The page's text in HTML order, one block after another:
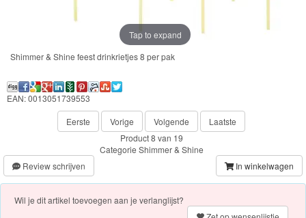
Dutch
Super
Mario
Tap to expand
Shimmer & Shine feest drinkrietjes 8 per pak
EAN: 0013051739553
Eerste
Vorige Volgende
Laatste
Product 8 van 19
Categorie Shimmer & Shine
Review schrijven
In winkelwagen
Wil je dit artikel toevoegen aan je verlanglijst?